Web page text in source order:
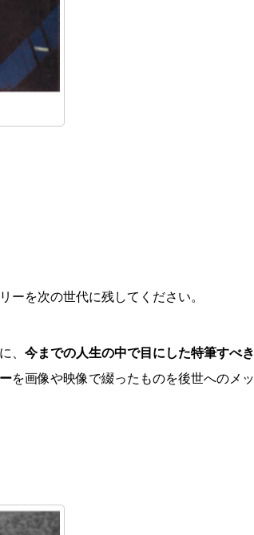
ーを次の世代に残してください。
、 今までの人生の中で目にした特筆すべき
を画像や映像で綴ったものを後世へのメッ